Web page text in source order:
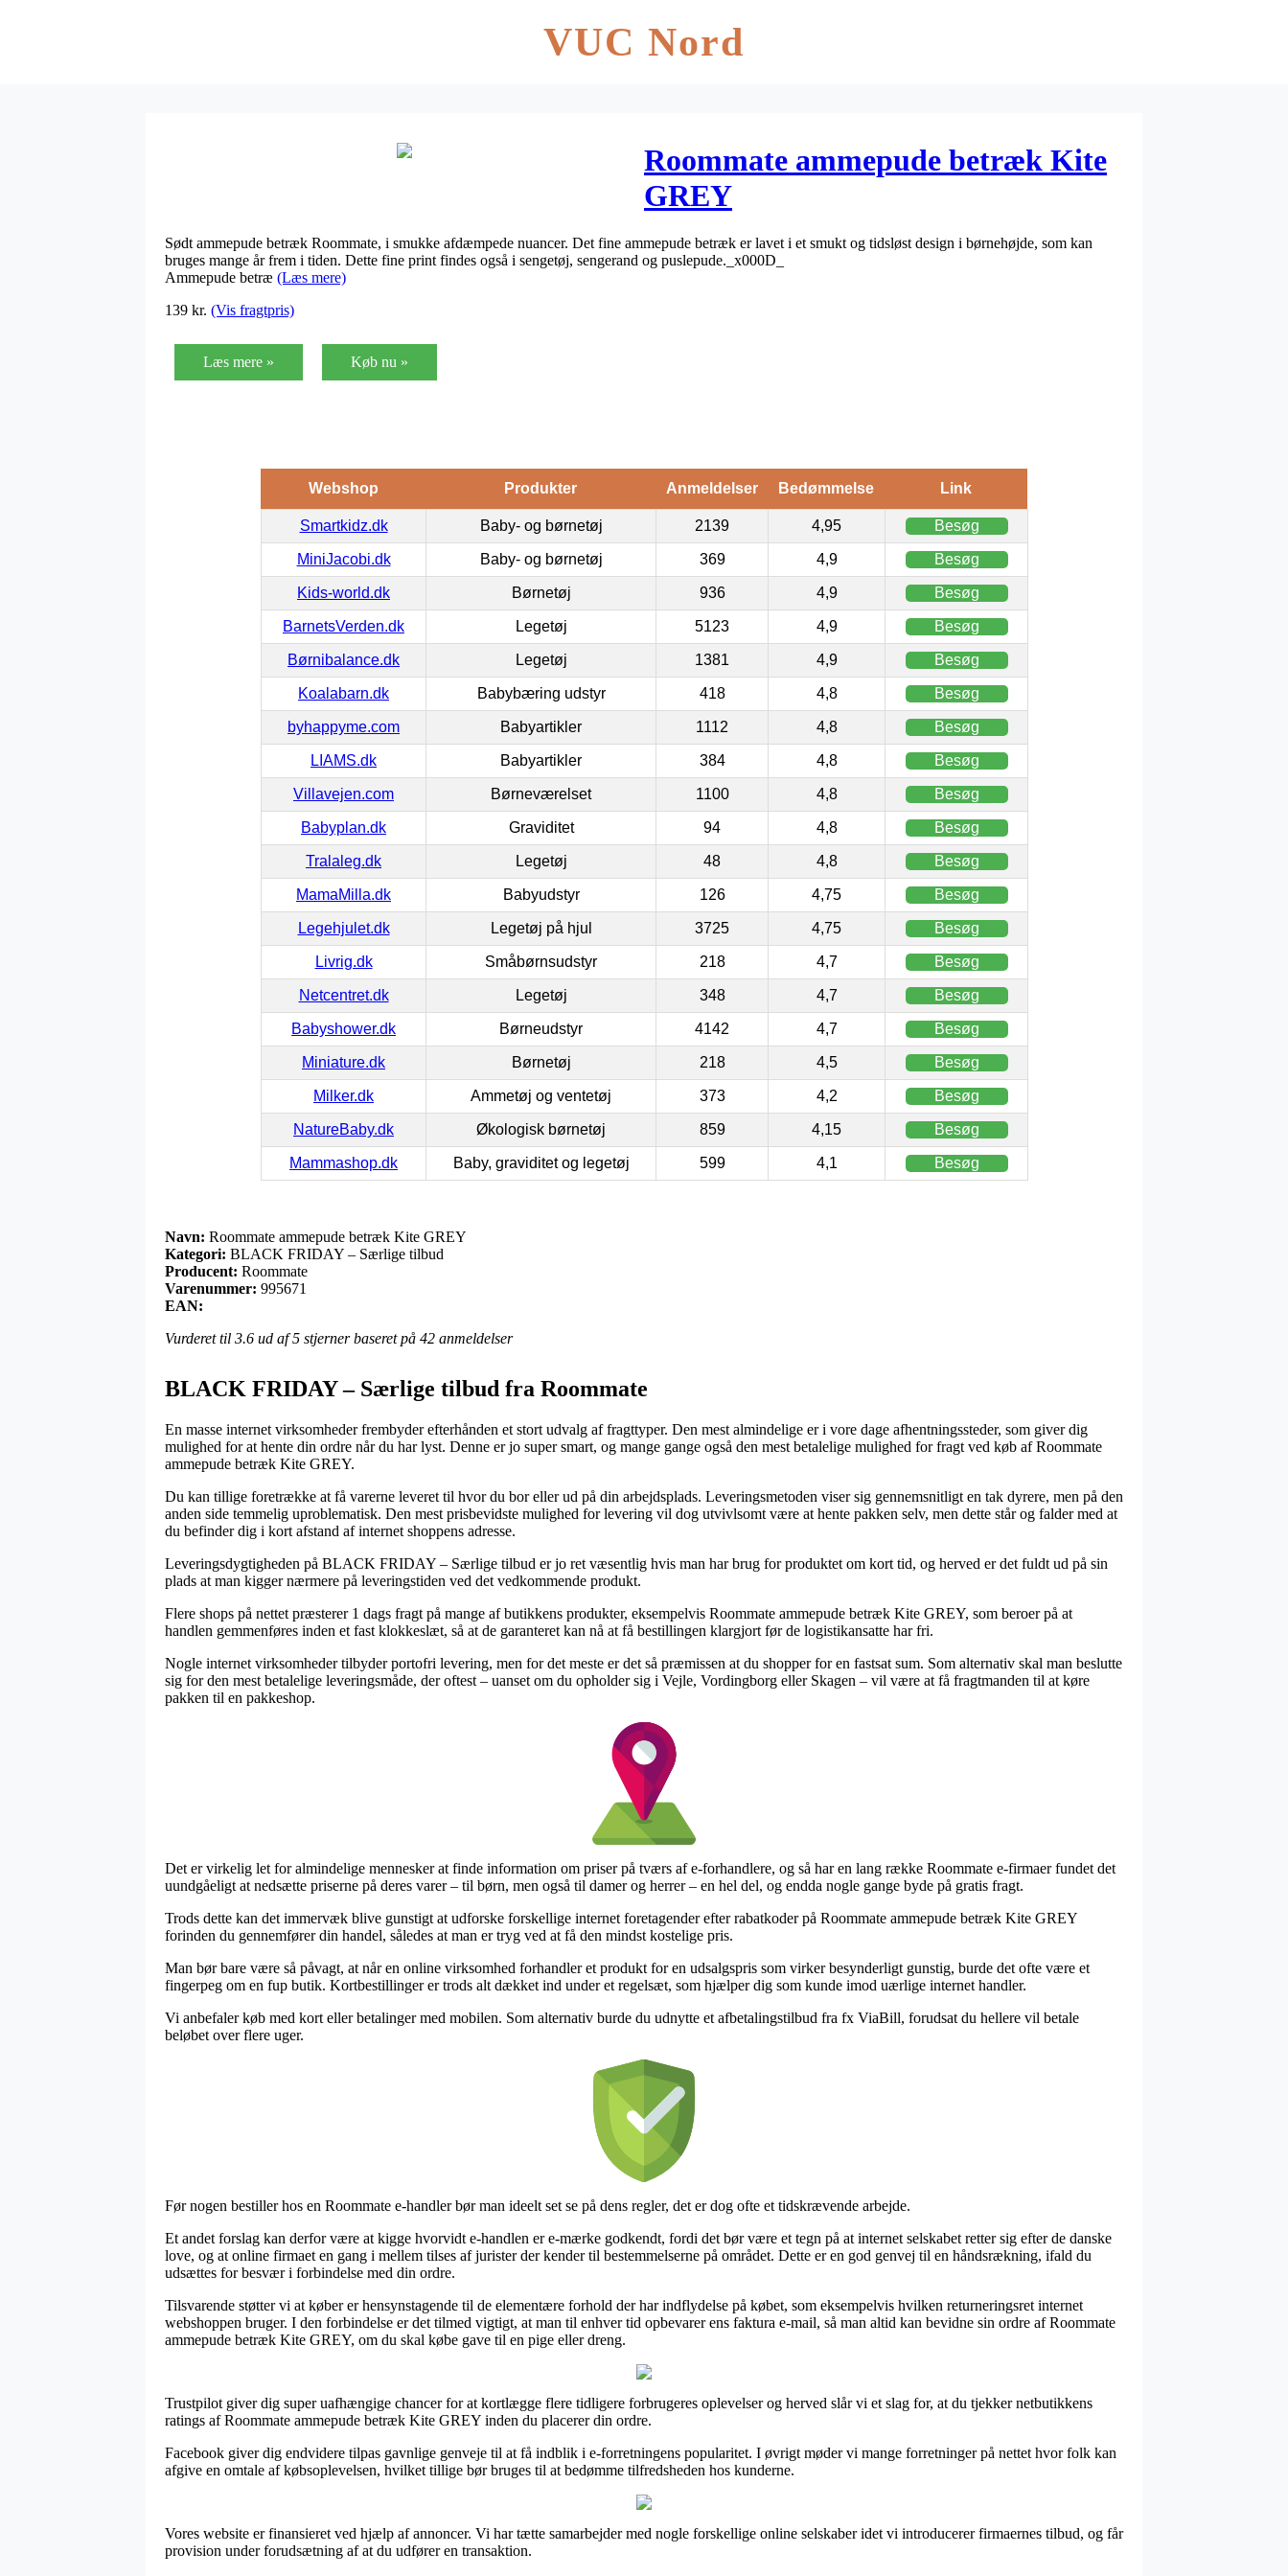
VUC Nord
Roommate ammepude betræk Kite
GREY
Sødt ammepude betræk Roommate, i smukke afdæmpede nuancer. Det fine ammepude betræk er lavet i et smukt og tidsløst design i børnehøjde, som kan
bruges mange år frem i tiden. Dette fine print findes også i sengetøj, sengerand og puslepude._x000D_
Ammepude betræ (Læs mere)
139 kr. (Vis fragtpris)
Læs mere » Køb nu »
Webshop Produkter Anmeldelser Bedømmelse Link
Smartkidz.dk Baby- og børnetøj 2139 4,95 Besøg
MiniJacobi.dk Baby- og børnetøj 369 4,9 Besøg
Kids-world.dk Børnetøj 936 4,9 Besøg
BarnetsVerden.dk Legetøj 5123 4,9 Besøg
Børnibalance.dk Legetøj 1381 4,9 Besøg
Koalabarn.dk Babybæring udstyr 418 4,8 Besøg
byhappyme.com Babyartikler 1112 4,8 Besøg
LIAMS.dk Babyartikler 384 4,8 Besøg
Villavejen.com Børneværelset 1100 4,8 Besøg
Babyplan.dk Graviditet 94 4,8 Besøg
Tralaleg.dk Legetøj 48 4,8 Besøg
MamaMilla.dk Babyudstyr 126 4,75 Besøg
Legehjulet.dk Legetøj på hjul 3725 4,75 Besøg
Livrig.dk Småbørnsudstyr 218 4,7 Besøg
Netcentret.dk Legetøj 348 4,7 Besøg
Babyshower.dk Børneudstyr 4142 4,7 Besøg
Miniature.dk Børnetøj 218 4,5 Besøg
Milker.dk Ammetøj og ventetøj 373 4,2 Besøg
NatureBaby.dk Økologisk børnetøj 859 4,15 Besøg
Mammashop.dk Baby, graviditet og legetøj 599 4,1 Besøg
Navn: Roommate ammepude betræk Kite GREY
Kategori: BLACK FRIDAY – Særlige tilbud
Producent: Roommate
Varenummer: 995671
EAN:
Vurderet til 3.6 ud af 5 stjerner baseret på 42 anmeldelser
BLACK FRIDAY – Særlige tilbud fra Roommate
En masse internet virksomheder frembyder efterhånden et stort udvalg af fragttyper. Den mest almindelige er i vore dage afhentningssteder, som giver dig
mulighed for at hente din ordre når du har lyst. Denne er jo super smart, og mange gange også den mest betalelige mulighed for fragt ved køb af Roommate
ammepude betræk Kite GREY.
Du kan tillige foretrække at få varerne leveret til hvor du bor eller ud på din arbejdsplads. Leveringsmetoden viser sig gennemsnitligt en tak dyrere, men på den
anden side temmelig uproblematisk. Den mest prisbevidste mulighed for levering vil dog utvivlsomt være at hente pakken selv, men dette står og falder med at
du befinder dig i kort afstand af internet shoppens adresse.
Leveringsdygtigheden på BLACK FRIDAY – Særlige tilbud er jo ret væsentlig hvis man har brug for produktet om kort tid, og herved er det fuldt ud på sin
plads at man kigger nærmere på leveringstiden ved det vedkommende produkt.
Flere shops på nettet præsterer 1 dags fragt på mange af butikkens produkter, eksempelvis Roommate ammepude betræk Kite GREY, som beroer på at
handlen gemmenføres inden et fast klokkeslæt, så at de garanteret kan nå at få bestillingen klargjort før de logistikansatte har fri.
Nogle internet virksomheder tilbyder portofri levering, men for det meste er det så præmissen at du shopper for en fastsat sum. Som alternativ skal man beslutte
sig for den mest betalelige leveringsmåde, der oftest – uanset om du opholder sig i Vejle, Vordingborg eller Skagen – vil være at få fragtmanden til at køre
pakken til en pakkeshop.
Det er virkelig let for almindelige mennesker at finde information om priser på tværs af e-forhandlere, og så har en lang række Roommate e-firmaer fundet det
uundgåeligt at nedsætte priserne på deres varer – til børn, men også til damer og herrer – en hel del, og endda nogle gange byde på gratis fragt.
Trods dette kan det immervæk blive gunstigt at udforske forskellige internet foretagender efter rabatkoder på Roommate ammepude betræk Kite GREY
forinden du gennemfører din handel, således at man er tryg ved at få den mindst kostelige pris.
Man bør bare være så påvagt, at når en online virksomhed forhandler et produkt for en udsalgspris som virker besynderligt gunstig, burde det ofte være et
fingerpeg om en fup butik. Kortbestillinger er trods alt dækket ind under et regelsæt, som hjælper dig som kunde imod uærlige internet handler.
Vi anbefaler køb med kort eller betalinger med mobilen. Som alternativ burde du udnytte et afbetalingstilbud fra fx ViaBill, forudsat du hellere vil betale
beløbet over flere uger.
Før nogen bestiller hos en Roommate e-handler bør man ideelt set se på dens regler, det er dog ofte et tidskrævende arbejde.
Et andet forslag kan derfor være at kigge hvorvidt e-handlen er e-mærke godkendt, fordi det bør være et tegn på at internet selskabet retter sig efter de danske
love, og at online firmaet en gang i mellem tilses af jurister der kender til bestemmelserne på området. Dette er en god genvej til en håndsrækning, ifald du
udsættes for besvær i forbindelse med din ordre.
Tilsvarende støtter vi at køber er hensynstagende til de elementære forhold der har indflydelse på købet, som eksempelvis hvilken returneringsret internet
webshoppen bruger. I den forbindelse er det tilmed vigtigt, at man til enhver tid opbevarer ens faktura e-mail, så man altid kan bevidne sin ordre af Roommate
ammepude betræk Kite GREY, om du skal købe gave til en pige eller dreng.
Trustpilot giver dig super uafhængige chancer for at kortlægge flere tidligere forbrugeres oplevelser og herved slår vi et slag for, at du tjekker netbutikkens
ratings af Roommate ammepude betræk Kite GREY inden du placerer din ordre.
Facebook giver dig endvidere tilpas gavnlige genveje til at få indblik i e-forretningens popularitet. I øvrigt møder vi mange forretninger på nettet hvor folk kan
afgive en omtale af købsoplevelsen, hvilket tillige bør bruges til at bedømme tilfredsheden hos kunderne.
Vores website er finansieret ved hjælp af annoncer. Vi har tætte samarbejder med nogle forskellige online selskaber idet vi introducerer firmaernes tilbud, og får
provision under forudsætning af at du udfører en transaktion.